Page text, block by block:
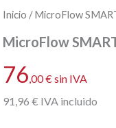
Inicio / MicroFlow
MicroFlow
76,00€sin IVA
91,96 € IVA incluido